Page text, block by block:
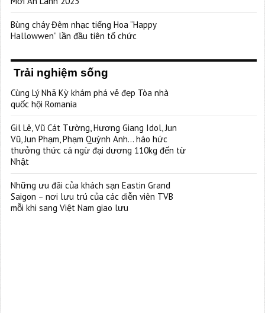
Bùng cháy Đêm nhạc tiếng Hoa “Happy
Hallowwen” lần đầu tiên tổ chức
Trải nghiệm sống
Cùng Lý Nhã Kỳ khám phá vẻ đẹp Tòa nhà
quốc hội Romania
Gil Lê, Vũ Cát Tường, Hương Giang Idol, Jun
Vũ, Jun Phạm, Phạm Quỳnh Anh… háo hức
thưởng thức cá ngừ đại dương 110kg đến từ
Nhật
Những ưu đãi của khách sạn Eastin Grand
Saigon – nơi lưu trú của các diễn viên TVB
mỗi khi sang Việt Nam giao lưu